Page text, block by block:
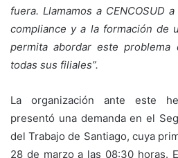
fuera. Llamamos a CENCOSUD
compliance y a la formación de
permita abordar este
todas sus filiales”.
La organización ante este
presentó una demanda en el
del Trabajo de Santiago, cuya
28 de marzo a las 08:30 horas.